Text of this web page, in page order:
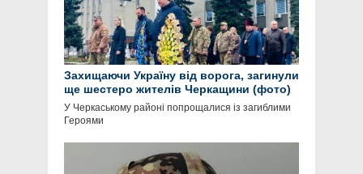
Захищаючи Україну від ворога, загинули
ще шестеро жителів Черкащини (фото)
У Черкаському районі попрощалися із загиблими
Героями